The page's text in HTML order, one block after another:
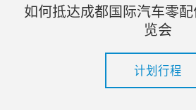
如何抵达成都国际汽车零
览会
计划行程